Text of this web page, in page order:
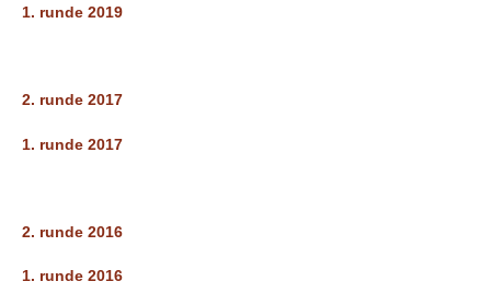
e
T
e
n
PADEL I ATK
1. runde 2019
2. runde 2017
1. runde 2017
2. runde 2016
1. runde 2016